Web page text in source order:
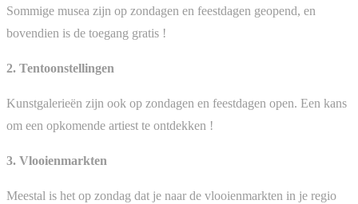
Sommige musea zijn op zondagen en feestdagen geopend, en
bovendien is de toegang gratis !
2. Tentoonstellingen
Kunstgalerieën zijn ook op zondagen en feestdagen open. Een kans
om een opkomende artiest te ontdekken !
3. Vlooienmarkten
Meestal is het op zondag dat je naar de vlooienmarkten in je regio